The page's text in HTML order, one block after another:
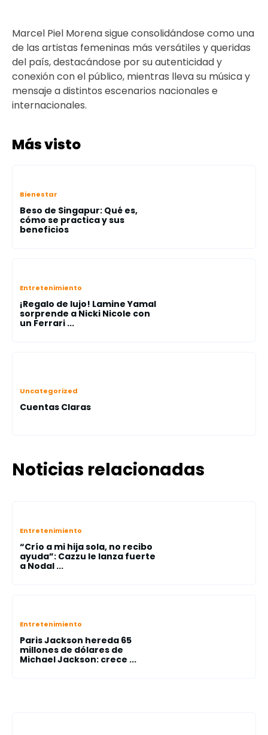
Marcel Piel Morena sigue consolidándose como una
de las artistas femeninas más versátiles y queridas
del país, destacándose por su autenticidad y
conexión con el público, mientras lleva su música y
mensaje a distintos escenarios nacionales e
internacionales.
Más visto
Bienestar
Beso de Singapur: Qué es,
cómo se practica y sus
beneficios
Entretenimiento
¡Regalo de lujo! Lamine Yamal
sorprende a Nicki Nicole con
un Ferrari ...
Uncategorized
Cuentas Claras
Noticias relacionadas
Entretenimiento
“Crío a mi hija sola, no recibo
ayuda”: Cazzu le lanza fuerte
a Nodal ...
Entretenimiento
Paris Jackson hereda 65
millones de dólares de
Michael Jackson: crece ...